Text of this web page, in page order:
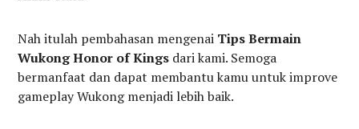
Nah itulah pembahasan mengenai Tips Bermain
Wukong Honor of Kings dari kami. Semoga
bermanfaat dan dapat membantu kamu untuk improve
gameplay Wukong menjadi lebih baik.